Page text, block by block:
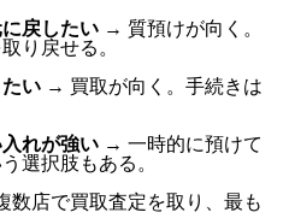
戻したい→ 質預けが向く。
り戻せる。
い→ 買取が向く。手続きは
れが強い→ 一時的に預けて
選択肢もある。
数店で買取査定を取り、最も